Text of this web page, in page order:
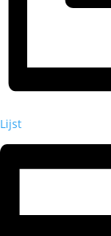
Lijst